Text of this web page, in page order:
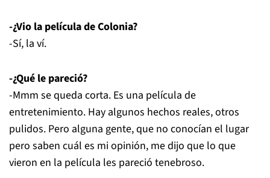
-¿Vio la película de Colonia?
-Sí, la ví.
-¿Qué le pareció?
-Mmm se queda corta. Es una película de
entretenimiento. Hay algunos hechos reales, otros
pulidos. Pero alguna gente, que no conocían el lugar
pero saben cuál es mi opinión, me dijo que lo que
vieron en la película les pareció tenebroso.